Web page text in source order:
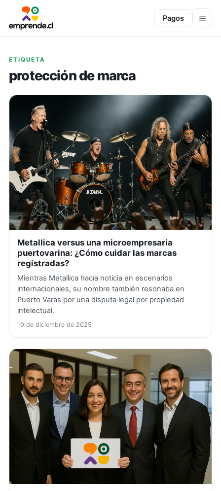
Pagos
ETIQUETA
protección de marca
Metallica versus una microempresaria
puertovarina: ¿Cómo cuidar las marcas
registradas?
Mientras Metallica hacía noticia en escenarios
internacionales, su nombre también resonaba en
Puerto Varas por una disputa legal por propiedad
intelectual.
10 de diciembre de 2025